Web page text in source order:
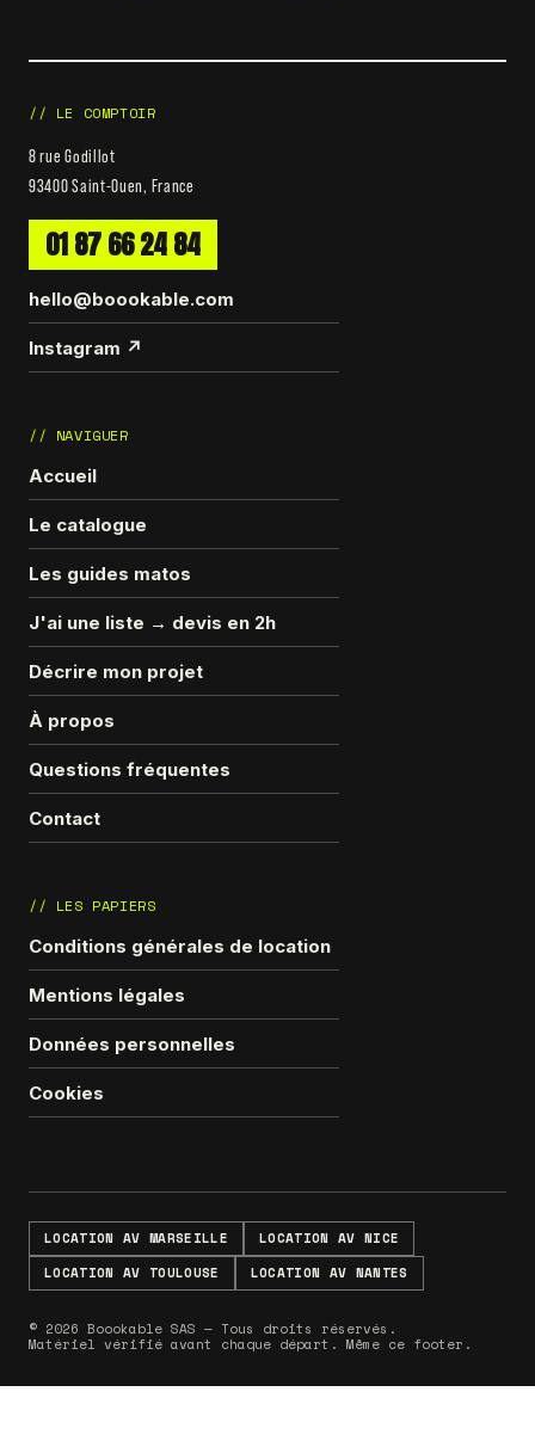
// LE COMPTOIR
8 rue Godillot
93400 Saint-Ouen, France
01 87 66 24 84
hello@boookable.com
Instagram ↗
// NAVIGUER
Accueil
Le catalogue
Les guides matos
J'ai une liste → devis en 2h
Décrire mon projet
À propos
Questions fréquentes
Contact
// LES PAPIERS
Conditions générales de location
Mentions légales
Données personnelles
Cookies
LOCATION AV MARSEILLE
LOCATION AV NICE
LOCATION AV TOULOUSE
LOCATION AV NANTES
© 2026 Boookable SAS — Tous droits réservés.
Matériel vérifié avant chaque départ. Même ce footer.